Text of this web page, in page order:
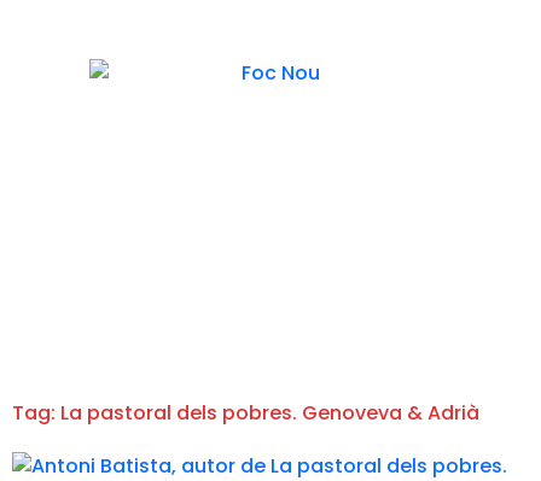
Tag: La pastoral dels pobres. Genoveva & Adrià